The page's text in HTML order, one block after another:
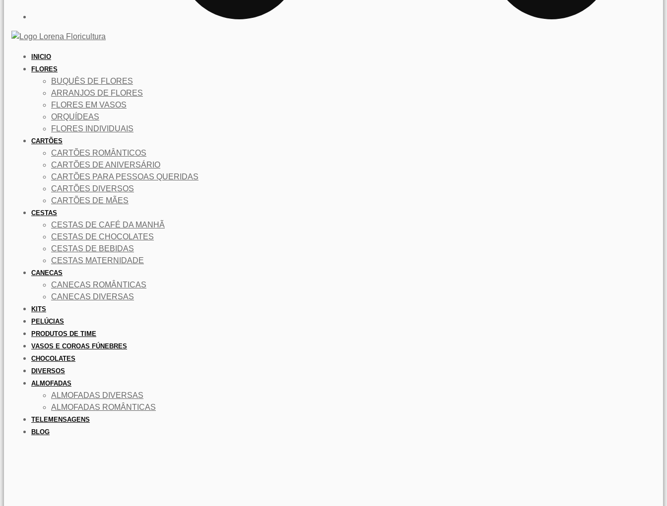
INICIO
FLORES
BUQUÊS DE FLORES
ARRANJOS DE FLORES
FLORES EM VASOS
ORQUÍDEAS
FLORES INDIVIDUAIS
CARTÕES
CARTÕES ROMÂNTICOS
CARTÕES DE ANIVERSÁRIO
CARTÕES PARA PESSOAS QUERIDAS
CARTÕES DIVERSOS
CARTÕES DE MÃES
CESTAS
CESTAS DE CAFÉ DA MANHÃ
CESTAS DE CHOCOLATES
CESTAS DE BEBIDAS
CESTAS MATERNIDADE
CANECAS
CANECAS ROMÂNTICAS
CANECAS DIVERSAS
KITS
PELÚCIAS
PRODUTOS DE TIME
VASOS E COROAS FÚNEBRES
CHOCOLATES
DIVERSOS
ALMOFADAS
ALMOFADAS DIVERSAS
ALMOFADAS ROMÂNTICAS
TELEMENSAGENS
BLOG